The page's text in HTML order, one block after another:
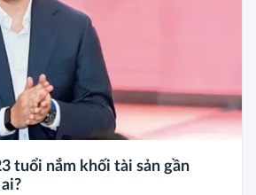
tuổi nắm khối tài sản gần